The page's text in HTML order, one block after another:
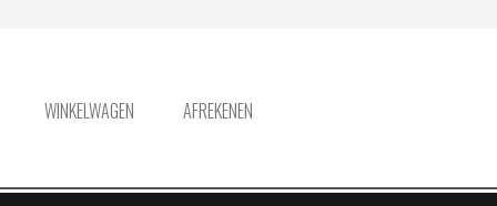
WINKELWAGEN AFREKENEN